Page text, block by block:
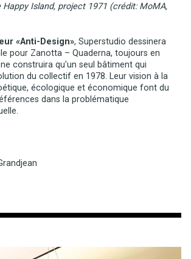
Happy Island, project 1971 (crédit: MoMA,
«Anti-Design», Superstudio dessinera
pour Zanotta – Quaderna, toujours en
construira qu'un seul bâtiment qui
du collectif en 1978. Leur vision à la
écologique et économique font du
dans la problématique